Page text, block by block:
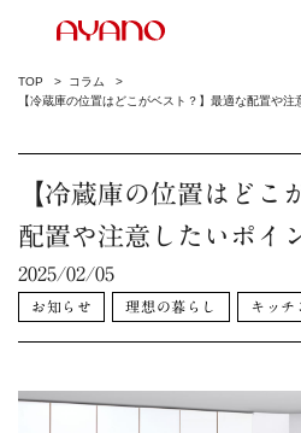
TOP
コラム
【冷蔵庫の位置はどこがベスト？】最適な配置や注
【冷蔵庫の位置はどこ
配置や注意したいポイ
2025/02/05
お知らせ 理想の暮らし キッチ